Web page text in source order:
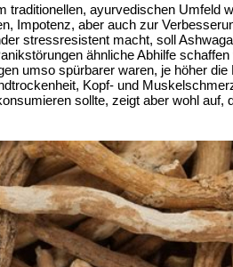
traditionellen, ayurvedischen Umfeld
Impotenz, aber auch zur
stressresistent macht, soll
ähnliche Abhilfe
umso spürbarer waren, je höher
Kopf- und
sollte, zeigt aber wohl auf,